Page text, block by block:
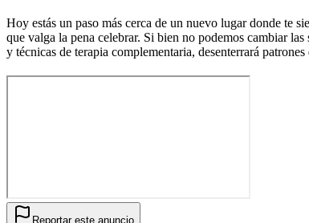
Hoy estás un paso más cerca de un nuevo lugar donde te
que valga la pena celebrar. Si bien no podemos cambiar
y técnicas de terapia complementaria, desenterrará
Reportar este anuncio